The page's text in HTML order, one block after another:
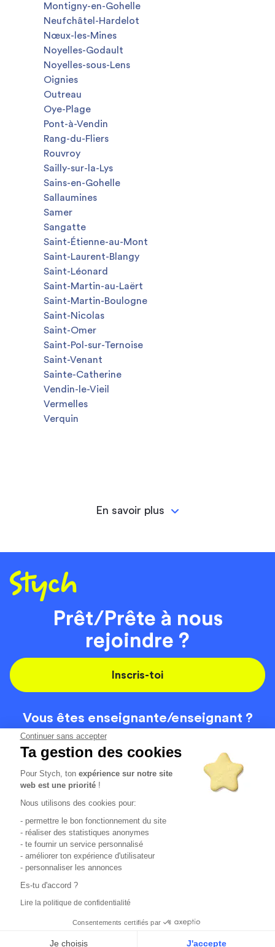
Continuer sans accepter
Ta gestion des cookies
Pour Stych, tonexpérience sur notre site
web est une priorité !
Nous utilisons des cookies pour:
- permettre le bon fonctionnement du site
- réaliser des statistiques anonymes
- te fournir un service personnalisé
- améliorer ton expérience d'utilisateur
- personnaliser les annonces
Es-tu d'accord ?
Lire la politique de confidentialité
Consentements certifiés par
Je choisis J'accepte
Montigny-en-Gohelle
Neufchâtel-Hardelot
Nœux-les-Mines
Noyelles-Godault
Noyelles-sous-Lens
Oignies
Outreau
Oye-Plage
Pont-à-Vendin
Rang-du-Fliers
Rouvroy
Sailly-sur-la-Lys
Sains-en-Gohelle
Sallaumines
Samer
Sangatte
Saint-Étienne-au-Mont
Saint-Laurent-Blangy
Saint-Léonard
Saint-Martin-au-Laërt
Saint-Martin-Boulogne
Saint-Nicolas
Saint-Omer
Saint-Pol-sur-Ternoise
Saint-Venant
Sainte-Catherine
Vendin-le-Vieil
Vermelles
Verquin
En savoir plus
Prêt/Prête à nous
rejoindre ?
Inscris-toi
Vous êtes enseignante/enseignant ?
On recrute
Code de la route
Localisation
Contact
Tous les avis clients4.6/5 (51154 avis publiés)
Comment sont calculés nos taux de réussite ?
passé leur examen une ou deux fois au cours des 12 derniers